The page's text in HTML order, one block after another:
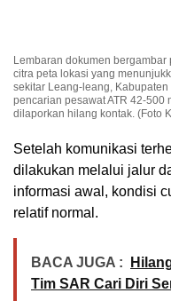
Lembaran dokumen
citra peta lokasi yang
sekitar Leang-leang,
pencarian pesawat ATR 42-500
dilaporkan hilang kontak. (Foto
Setelah komunikasi
dilakukan melalui jalur
informasi awal, kondisi
relatif normal.
BACA JUGA :
Tim SAR Cari Diri